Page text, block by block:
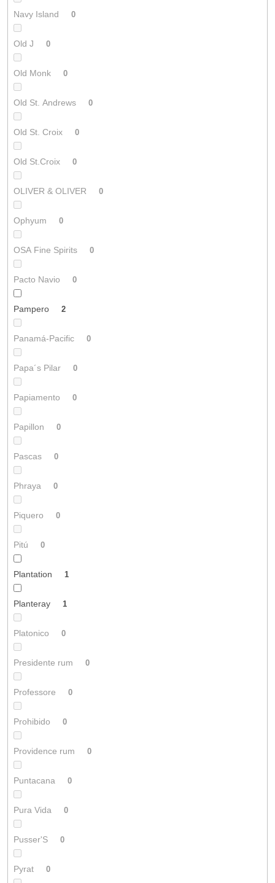
Navy Island 0
Old J 0
Old Monk 0
Old St. Andrews 0
Old St. Croix 0
Old St.Croix 0
OLIVER & OLIVER 0
Ophyum 0
OSA Fine Spirits 0
Pacto Navio 0
Pampero 2
Panamá-Pacific 0
Papa´s Pilar 0
Papiamento 0
Papillon 0
Pascas 0
Phraya 0
Piquero 0
Pitú 0
Plantation 1
Planteray 1
Platonico 0
Presidente rum 0
Professore 0
Prohibido 0
Providence rum 0
Puntacana 0
Pura Vida 0
Pusser'S 0
Pyrat 0